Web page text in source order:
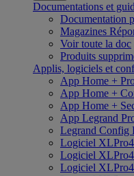
Documentations et
Documentation
Magazines
Voir toute la doc
Produits
Applis, logiciels et
App Home +
App Home +
App Home +
App Legrand
Legrand Config
Logiciel
Logiciel
Logiciel